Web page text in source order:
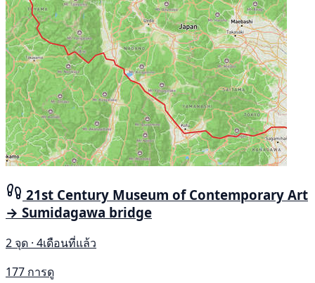
21st Century Museum of Contemporary Art
→ Sumidagawa bridge
2 จุด · 4เดือนที่แล้ว
177 การดู